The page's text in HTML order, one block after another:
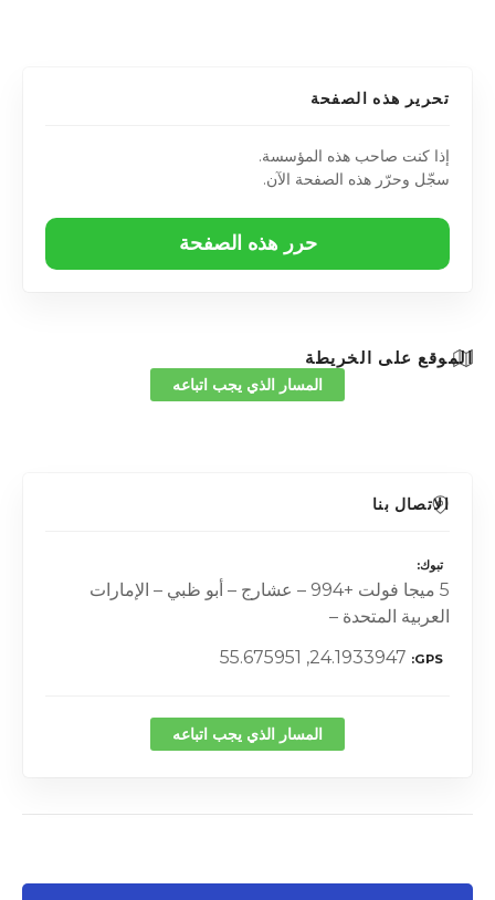
تحرير هذه الصفحة
إذا كنت صاحب هذه المؤسسة.
سجّل وحرّر هذه الصفحة الآن.
حرر هذه الصفحة
الموقع على الخريطة
المسار الذي يجب اتباعه
الاتصال بنا
تبوك
5 ميجا فولت +994 – عشارج – أبو ظبي – الإمارات
العربية المتحدة –
GPS
24.1933947, 55.675951
المسار الذي يجب اتباعه